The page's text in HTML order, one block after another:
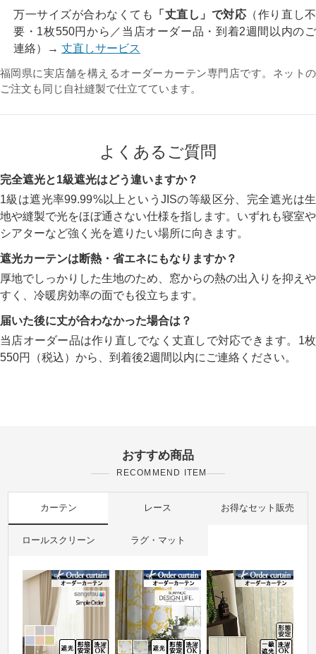
万一サイズが合わなくても 「丈直し」で対応 （作り直し不
要・1枚550円から／当店オーダー品・到着2週間以内のご
連絡）→丈直しサービス
福岡県に実店舗を構えるオーダーカーテン専門店です。ネットの
ご注文も同じ自社縫製で仕立てています。
よくあるご質問
完全遮光と1級遮光はどう違いますか？
1級は遮光率99.99%以上というJISの等級区分、完全遮光は生
地や縫製で光をほぼ通さない仕様を指します。いずれも寝室や
シアターなど強く光を遮りたい場所に向きます。
遮光カーテンは断熱・省エネにもなりますか？
厚地でしっかりした生地のため、窓からの熱の出入りを抑えや
すく、冷暖房効率の面でも役立ちます。
届いた後に丈が合わなかった場合は？
当店オーダー品は作り直しでなく丈直しで対応できます。1枚
550円（税込）から、到着後2週間以内にご連絡ください。
おすすめ商品
RECOMMEND ITEM
カーテン レース お得なセット販売
ロールスクリーン ラグ・マット